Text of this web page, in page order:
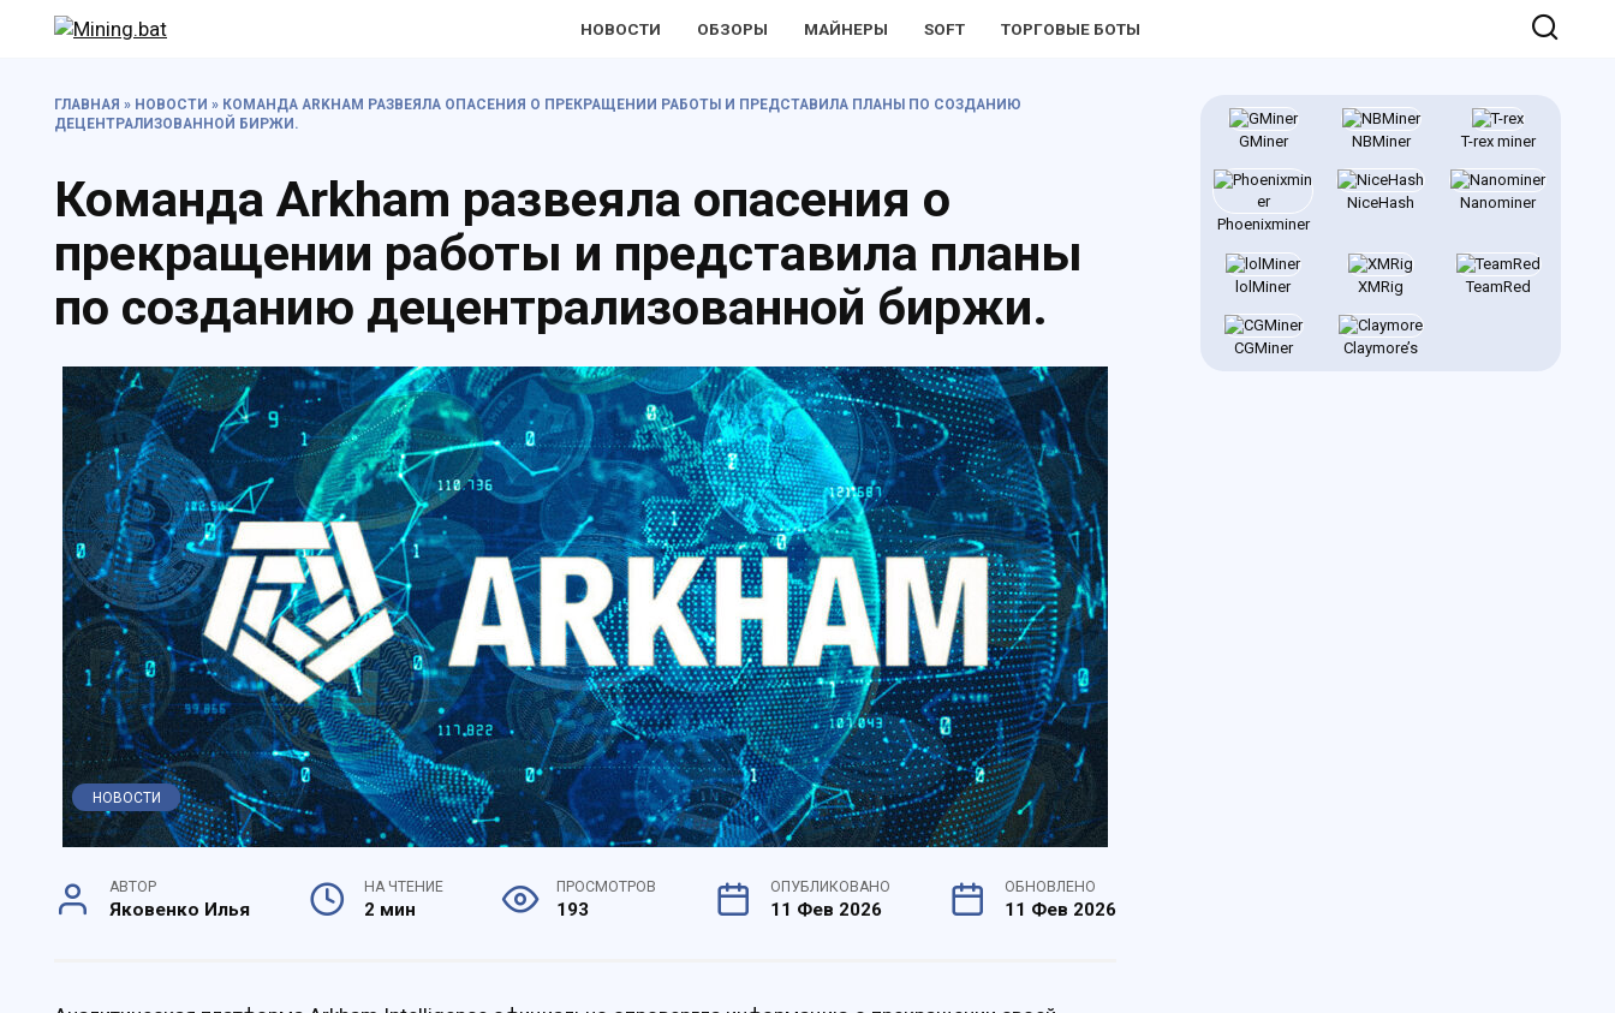
Перейти
НОВОСТИ ОБЗОРЫ МАЙНЕРЫ SOFT ТОРГОВЫЕ БОТЫ
ГЛАВНАЯ » НОВОСТИ » КОМАНДА ARKHAM РАЗВЕЯЛА ОПАСЕНИЯ О ПРЕКРАЩЕНИИ РАБОТЫ И ПРЕДСТАВИЛА ПЛАНЫ ПО СОЗДАНИЮ
ДЕЦЕНТРАЛИЗОВАННОЙ БИРЖИ.
Команда Arkham развеяла опасения о
прекращении работы и представила планы
по созданию децентрализованной биржи.
НОВОСТИ
АВТОР
Яковенко Илья
НА ЧТЕНИЕ
2 мин
ПРОСМОТРОВ
193
ОПУБЛИКОВАНО
11 Фев 2026
ОБНОВЛЕНО
11 Фев 2026
GMiner NBMiner T-rex miner
Phoenixminer
NiceHash Nanominer
lolMiner XMRig TeamRed
CGMiner Claymore’s